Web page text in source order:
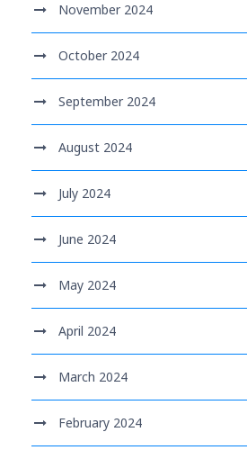
November 2024
October 2024
September 2024
August 2024
July 2024
June 2024
May 2024
April 2024
March 2024
February 2024